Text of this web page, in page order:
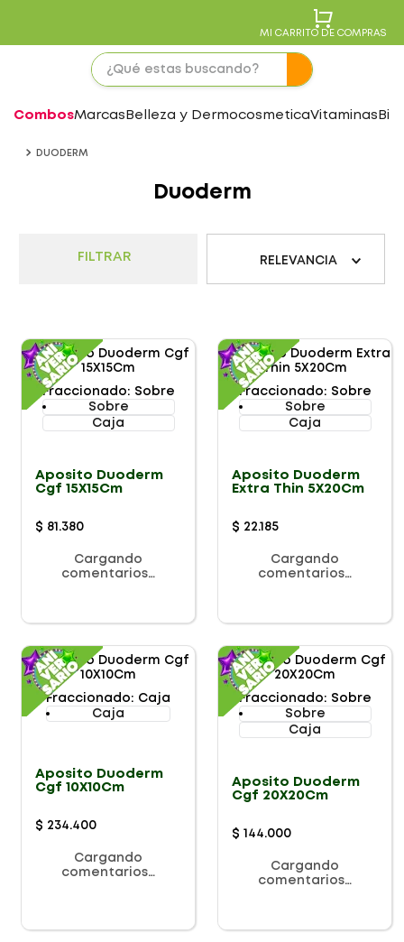
MI CARRITO DE COMPRAS
CombosMarcas Belleza y DermocosmeticaVitaminas
DUODERM
Duoderm
FILTRAR RELEVANCIA
Fraccionado: Sobre
Sobre
Caja
Aposito Duoderm
Cgf 15X15Cm
$ 81 .380
Cargando
comentarios…
Fraccionado: Sobre
Sobre
Caja
Aposito Duoderm
Extra Thin 5X20Cm
$ 22.185
Cargando
comentarios…
Fraccionado: Caja
Caja
Aposito Duoderm
Cgf 10X10Cm
$ 234.400
Cargando
comentarios…
Fraccionado: Sobre
Sobre
Caja
Aposito Duoderm
Cgf 20X20Cm
$ 144.000
Cargando
comentarios…